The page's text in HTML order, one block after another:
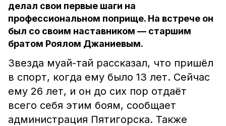
делал свои первые шаги на
профессиональном поприще. На встрече он
был со своим наставником — старшим
братом Роялом Джаниевым.
Звезда муай-тай рассказал, что пришёл
в спорт, когда ему было 13 лет. Сейчас
ему 26 лет, и он до сих пор отдаёт
всего себя этим боям, сообщает
администрация Пятигорска. Также